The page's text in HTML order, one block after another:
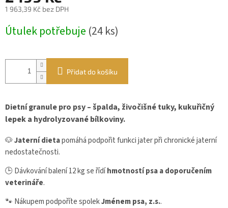
1 963,39 Kč bez DPH
Měrná
cena:
Útulek potřebuje (24 ks)
Přidat do košíku
Dietní granule pro psy – špalda, živočišné tuky, kukuřičný
lepek a hydrolyzované bílkoviny.
🐶Jaterní dietapomáhá podpořit funkci jater při chronické jaterní
nedostatečnosti.
🕒 Dávkování balení 12 kg se řídíhmotností psa a doporučením
veterináře.
🐾 Nákupem podpoříte spolekJménem psa, z.s..